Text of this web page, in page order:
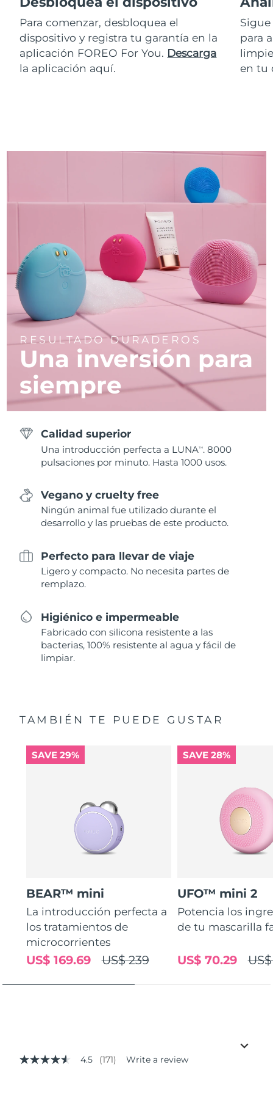
Para comenzar, desbloquea el
dispositivo y registra tu garantía en la
aplicación FOREO For You. Descarga
la aplicación aquí.
para
en tu
RESULTADO DURADEROS
Una inversión para
siempre
Calidad superior
Una introducción perfecta a LUNATM . 8000
pulsaciones por minuto. Hasta 1000 usos.
Vegano y cruelty free
Ningún animal fue utilizado durante el
desarrollo y las pruebas de este producto.
Perfecto para llevar de viaje
Ligero y compacto. No necesita partes de
remplazo.
Higiénico e impermeable
Fabricado con silicona resistente a las
bacterias, 100% resistente al agua y fácil de
limpiar.
TAMBIÉN TE PUEDE GUSTAR
SAVE 29%
BEAR™ mini
La introducción perfecta a
los tratamientos de
microcorrientes
US$ 239
US$ 169.69
SAVE 28%
UFO™ mini 2
Potencia los
de tu mascarilla
US$ 70.29
4.5
4.5 (171) Write a review